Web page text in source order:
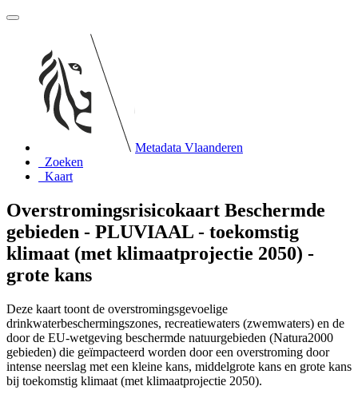
Metadata Vlaanderen
Zoeken
Kaart
Overstromingsrisicokaart Beschermde
gebieden - PLUVIAAL - toekomstig
klimaat (met klimaatprojectie 2050) -
grote kans
Deze kaart toont de overstromingsgevoelige
drinkwaterbeschermingszones, recreatiewaters (zwemwaters) en de
door de EU-wetgeving beschermde natuurgebieden (Natura2000
gebieden) die geïmpacteerd worden door een overstroming door
intense neerslag met een kleine kans, middelgrote kans en grote kans
bij toekomstig klimaat (met klimaatprojectie 2050).